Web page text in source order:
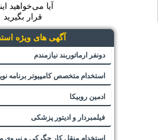
آیا می‌خواهید
قرار بگیرید
آگهی های ویژه
دونفر ارماتوربند نیازمندم
استخدام متخصص کامپیوتر برنامه
ادمین روبیکا
فیلمبردار و ادیتور پزشکی
استخدام منقل کار جگرکی و نیروی